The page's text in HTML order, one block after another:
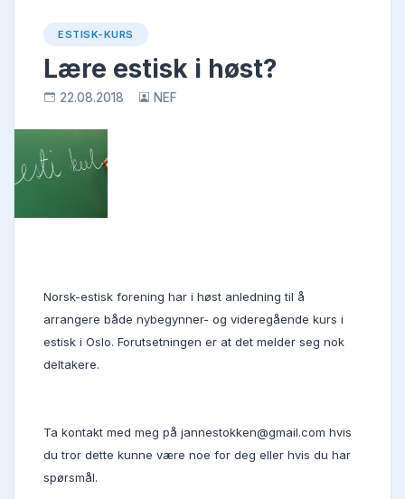
ESTISK-KURS
Lære estisk i høst?
22.08.2018 NEF
Norsk-estisk forening har i høst anledning til å
arrangere både nybegynner- og videregående kurs i
estisk i Oslo. Forutsetningen er at det melder seg nok
deltakere.
Ta kontakt med meg på jannestokken@gmail.com hvis
du tror dette kunne være noe for deg eller hvis du har
spørsmål.